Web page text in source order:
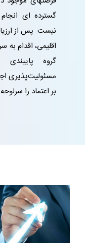
گسترده ای
نیست. پس از
اقلیمی، اقدام
گروه
مسئولیت‌پذیری
بر اعتماد را